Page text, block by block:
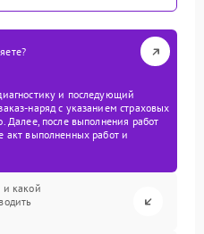
и последующий
наряд с указанием страховых
Далее, после выполнения работ
акт выполненных работ и
и какой